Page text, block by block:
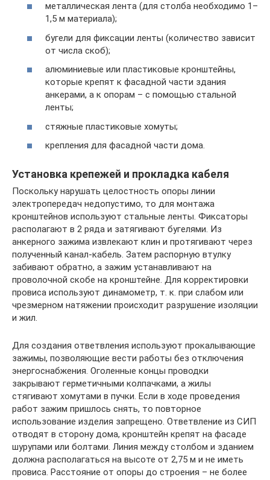
металлическая лента (для столба необходимо 1–
1,5 м материала);
бугели для фиксации ленты (количество зависит
от числа скоб);
алюминиевые или пластиковые кронштейны,
которые крепят к фасадной части здания
анкерами, а к опорам – с помощью стальной
ленты;
стяжные пластиковые хомуты;
крепления для фасадной части дома.
Установка крепежей и прокладка кабеля
Поскольку нарушать целостность опоры линии
электропередач недопустимо, то для монтажа
кронштейнов используют стальные ленты. Фиксаторы
располагают в 2 ряда и затягивают бугелями. Из
анкерного зажима извлекают клин и протягивают через
полученный канал-кабель. Затем распорную втулку
забивают обратно, а зажим устанавливают на
проволочной скобе на кронштейне. Для корректировки
провиса используют динамометр, т. к. при слабом или
чрезмерном натяжении происходит разрушение изоляции
и жил.
Для создания ответвления используют прокалывающие
зажимы, позволяющие вести работы без отключения
энергоснабжения. Оголенные концы проводки
закрывают герметичными колпачками, а жилы
стягивают хомутами в пучки. Если в ходе проведения
работ зажим пришлось снять, то повторное
использование изделия запрещено. Ответвление из СИП
отводят в сторону дома, кронштейн крепят на фасаде
шурупами или болтами. Линия между столбом и зданием
должна располагаться на высоте от 2,75 м и не иметь
провиса. Расстояние от опоры до строения – не более